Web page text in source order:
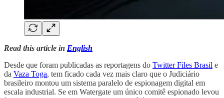
Read this article in English
Desde que foram publicadas as reportagens do Twitter Files Brasil e
da Vaza Toga, tem ficado cada vez mais claro que o Judiciário
brasileiro montou um sistema paralelo de espionagem digital em
escala industrial. Se em Watergate um único comitê espionado levou